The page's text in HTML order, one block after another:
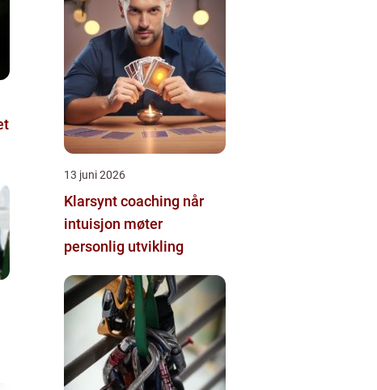
13 juni 2026
Klarsynt coaching når
intuisjon møter
personlig utvikling